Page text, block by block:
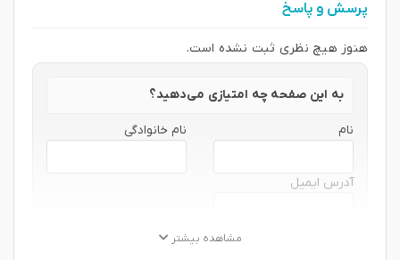
پرسش و پاسخ
هنوز هیچ نظری ثبت نشده است.
به این صفحه چه امتیازی می‌دهید؟
نام نام خانوادگی
آدرس ایمیل
★
مشاهده بیشتر